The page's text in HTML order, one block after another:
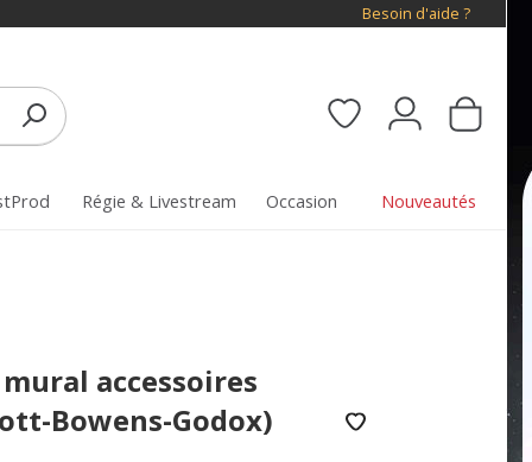
Besoin d'aide ?
Régie & Livestream Occasion Nouveautés
accessoires
Bowens-Godox)